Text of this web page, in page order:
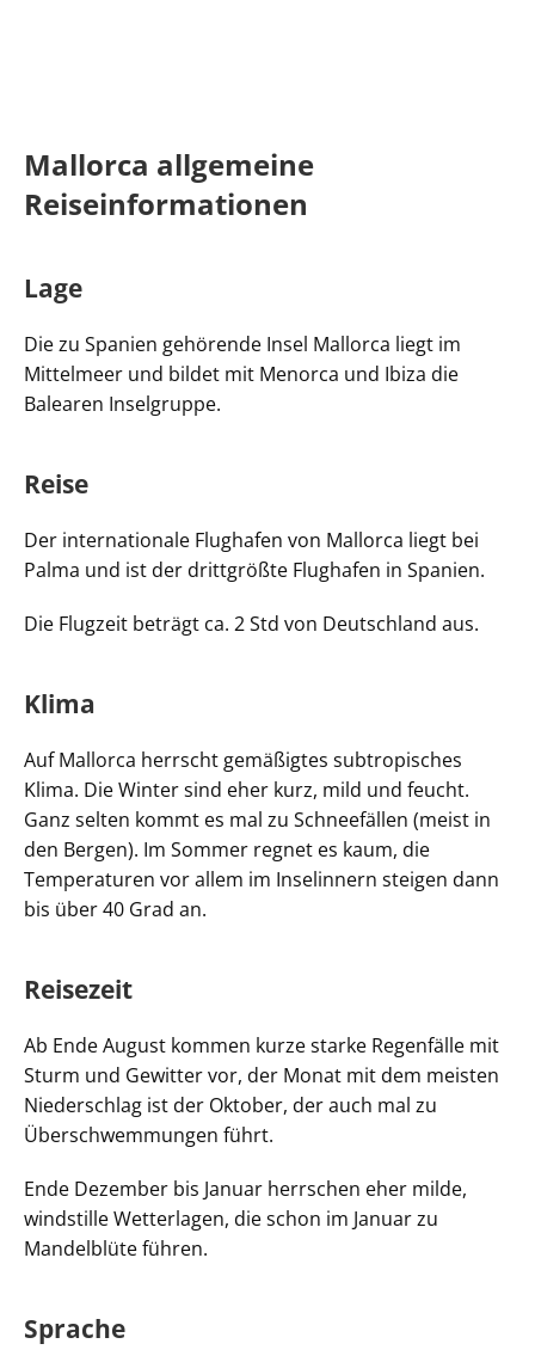
Mallorca allgemeine
Reiseinformationen
Lage
Die zu Spanien gehörende Insel Mallorca liegt im
Mittelmeer und bildet mit Menorca und Ibiza die
Balearen Inselgruppe.
Reise
Der internationale Flughafen von Mallorca liegt bei
Palma und ist der drittgrößte Flughafen in Spanien.
Die Flugzeit beträgt ca. 2 Std von Deutschland aus.
Klima
Auf Mallorca herrscht gemäßigtes subtropisches
Klima. Die Winter sind eher kurz, mild und feucht.
Ganz selten kommt es mal zu Schneefällen (meist in
den Bergen). Im Sommer regnet es kaum, die
Temperaturen vor allem im Inselinnern steigen dann
bis über 40 Grad an.
Reisezeit
Ab Ende August kommen kurze starke Regenfälle mit
Sturm und Gewitter vor, der Monat mit dem meisten
Niederschlag ist der Oktober, der auch mal zu
Überschwemmungen führt.
Ende Dezember bis Januar herrschen eher milde,
windstille Wetterlagen, die schon im Januar zu
Mandelblüte führen.
Sprache